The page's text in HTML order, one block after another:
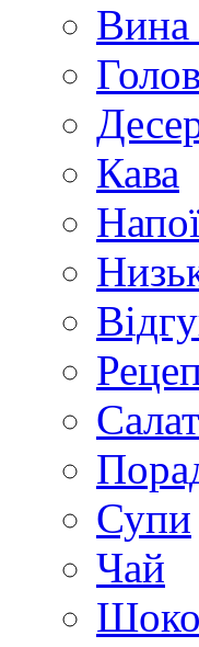
Вина
Кава
Супи
Чай